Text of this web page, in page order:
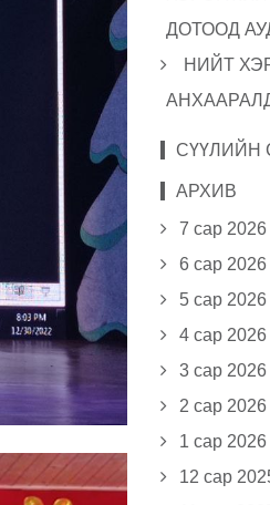
ДОТООД
НИЙТ
СҮҮЛИЙН
АРХИВ
7 сар 2026
6 сар 2026
5 сар 2026
4 сар 2026
3 сар 2026
2 сар 2026
1 сар 2026
12 сар